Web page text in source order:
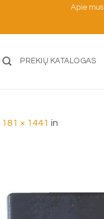
Apie mus
PREKIŲ KATALOGAS
× 1441 in